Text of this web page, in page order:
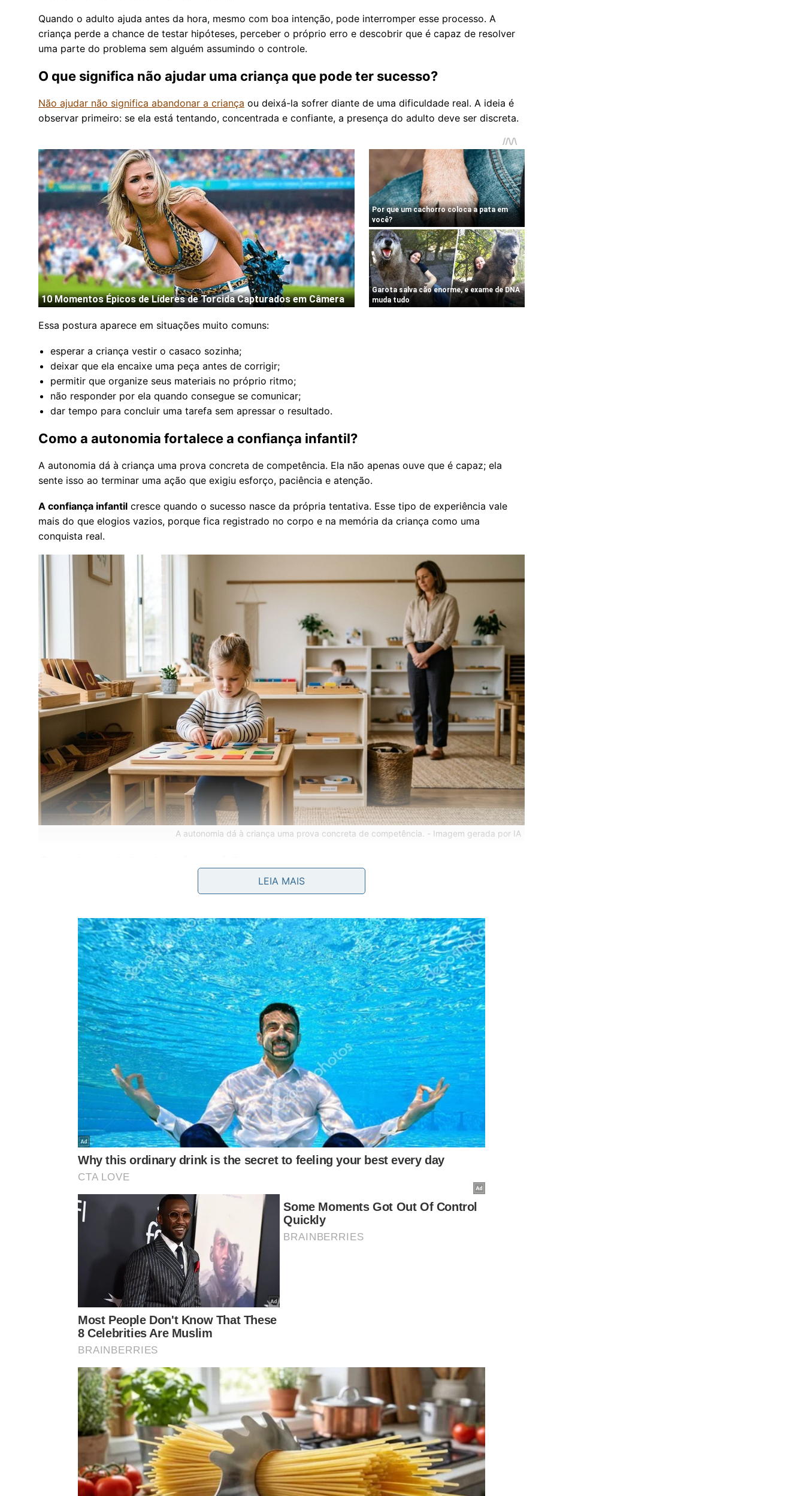
Quando o adulto ajuda antes da hora, mesmo com boa intenção, pode interromper esse processo. A
criança perde a chance de testar hipóteses, perceber o próprio erro e descobrir que é capaz de resolver
uma parte do problema sem alguém assumindo o controle.
O que significa não ajudar uma criança que pode ter sucesso?
Não ajudar não significa abandonar a criança ou deixá-la sofrer diante de uma dificuldade real. A ideia é
observar primeiro: se ela está tentando, concentrada e confiante, a presença do adulto deve ser discreta.
Essa postura aparece em situações muito comuns:
esperar a criança vestir o casaco sozinha;
deixar que ela encaixe uma peça antes de corrigir;
permitir que organize seus materiais no próprio ritmo;
não responder por ela quando consegue se comunicar;
dar tempo para concluir uma tarefa sem apressar o resultado.
Como a autonomia fortalece a confiança infantil?
A autonomia dá à criança uma prova concreta de competência. Ela não apenas ouve que é capaz; ela
sente isso ao terminar uma ação que exigiu esforço, paciência e atenção.
A confiança infantil cresce quando o sucesso nasce da própria tentativa. Esse tipo de experiência vale
mais do que elogios vazios, porque fica registrado no corpo e na memória da criança como uma
conquista real.
A autonomia dá à criança uma prova concreta de competência. - Imagem gerada por IA
O adulto deve intervir quando há risco, frustração intensa, pedido claro de ajuda ou quando a tarefa está
para destravar o processo, não para fazer tudo por ela.
Algumas formas de apoio preservam a autonomia:
mostrar o primeiro passo e deixar a criança continuar;
fazer uma pergunta em vez de entregar a resposta;
dividir a tarefa em partes menores;
oferecer uma ferramenta adequada ao tamanho da criança;
ficar perto sem tomar a atividade das mãos dela.
Por que essa frase continua importante na educação?
A reflexão de Maria Montessori continua atual porque muitos adultos ajudam por ansiedade, pressa ou
medo do erro. Só que o erro controlado também ensina: ele mostra à criança como ajustar movimentos,
insistir e perceber o efeito das próprias escolhas.
A educação pela autonomiaexige um adulto atento, não ausente. Quando a criança sente que pode ter
sucesso e recebe tempo para tentar, ela desenvolve independência, segurança e prazer em aprender sem
depender de aprovação a cada passo.
LEIA MAIS